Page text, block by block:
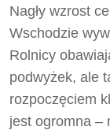
Nagły wzrost
Wschodzie
Rolnicy
podwyżek, ale
rozpoczęciem
jest ogromna –